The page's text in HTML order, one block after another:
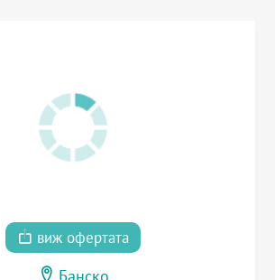
виж офертата
Банско